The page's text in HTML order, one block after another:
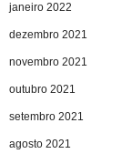
janeiro 2022
dezembro 2021
novembro 2021
outubro 2021
setembro 2021
agosto 2021